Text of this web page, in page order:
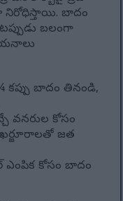
నిరోధిస్తాయి. బాదం
బలంగా
బాదం తినండి,
వనరుల కోసం
ఖర్జూరాలతో జత
ఎంపిక కోసం బాదం